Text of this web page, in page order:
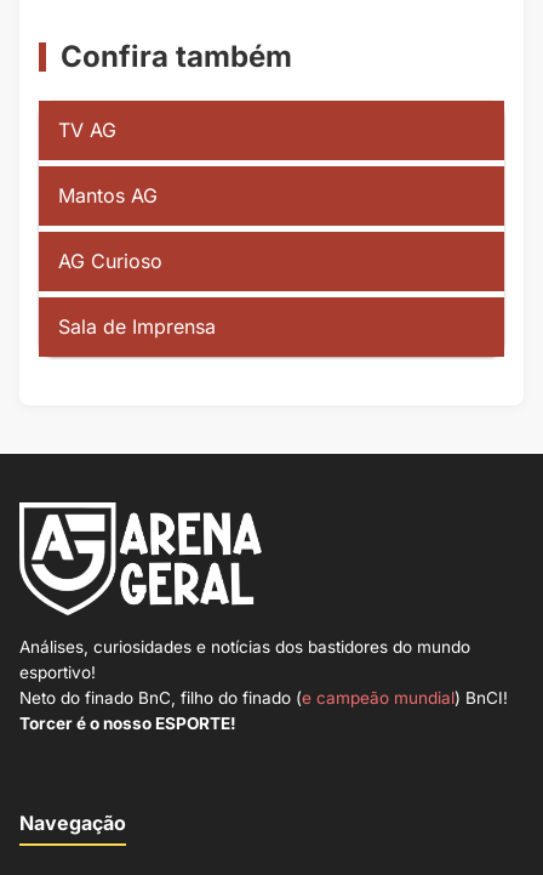
Confira também
TV AG
Mantos AG
AG Curioso
Sala de Imprensa
Análises, curiosidades e notícias dos bastidores do mundo
esportivo!
Neto do finado BnC, filho do finado (e campeão mundial) BnCI!
Torcer é o nosso ESPORTE!
Navegação